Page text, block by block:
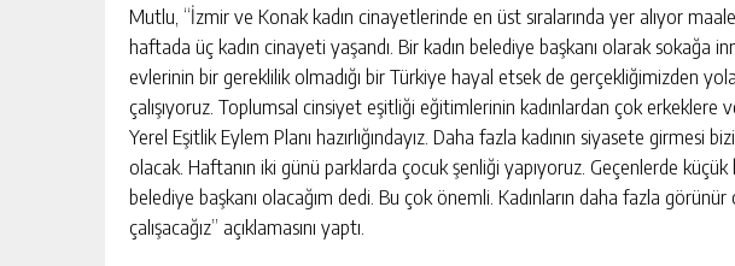
Mutlu, “İzmir ve Konak kadın cinayetlerinde en üst sıralarında yer alıyor
haftada üç kadın cinayeti yaşandı. Bir kadın belediye başkanı olarak sokağa
evlerinin bir gereklilik olmadığı bir Türkiye hayal etsek de gerçekliğimizden
çalışıyoruz. Toplumsal cinsiyet eşitliği eğitimlerinin kadınlardan çok erkeklere
Yerel Eşitlik Eylem Planı hazırlığındayız. Daha fazla kadının siyasete girmesi
olacak. Haftanın iki günü parklarda çocuk şenliği yapıyoruz. Geçenlerde
belediye başkanı olacağım dedi. Bu çok önemli. Kadınların daha fazla
çalışacağız” açıklamasını yaptı.